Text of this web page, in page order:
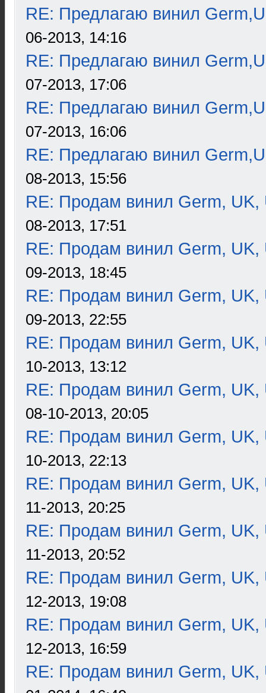
RE: Предлагаю винил
06-2013, 14:16
RE: Предлагаю винил
07-2013, 17:06
RE: Предлагаю винил
07-2013, 16:06
RE: Предлагаю винил
08-2013, 15:56
RE: Продам винил Germ, UK,
08-2013, 17:51
RE: Продам винил Germ, UK,
09-2013, 18:45
RE: Продам винил Germ, UK,
09-2013, 22:55
RE: Продам винил Germ, UK,
10-2013, 13:12
RE: Продам винил Germ, UK,
08-10-2013, 20:05
RE: Продам винил Germ, UK,
10-2013, 22:13
RE: Продам винил Germ, UK,
11-2013, 20:25
RE: Продам винил Germ, UK,
11-2013, 20:52
RE: Продам винил Germ, UK,
12-2013, 19:08
RE: Продам винил Germ, UK,
12-2013, 16:59
RE: Продам винил Germ, UK,